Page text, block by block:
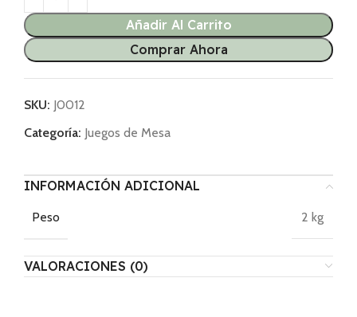
Añadir Al Carrito
Comprar Ahora
SKU: J0012
Categoría: Juegos de Mesa
INFORMACIÓN ADICIONAL
Peso 2 kg
VALORACIONES (0)